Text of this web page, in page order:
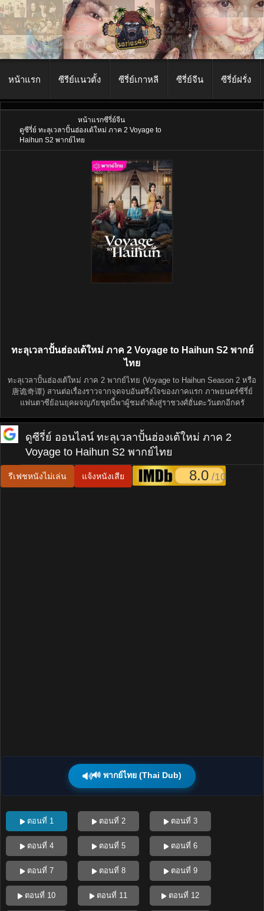
หน้าแรก ซีรีย์แนวตั้ง ซีรี่ย์เกาหลี ซีรี่ย์จีน ซีรี่ย์ฝรั่ง
หน้าแรกซีรี่ย์จีน
ดูซีรี่ย์ ทะลุเวลาปั้นฮ่องเต้ใหม่ ภาค 2 Voyage to
Haihun S2 พากย์ไทย
ทะลุเวลาปั้นฮ่องเต้ใหม่ ภาค 2 Voyage to Haihun S2 พากย์
ไทย
ทะลุเวลาปั้นฮ่องเต้ใหม่ ภาค 2 พากย์ไทย (Voyage to Haihun Season 2 หรือ
唐诡奇谭) สานต่อเรื่องราวจากจุดจบอันตรึงใจของภาคแรก ภาพยนตร์ซีรี่ย์
แฟนตาซีย้อนยุคผจญภัยชุดนี้พาผู้ชมดำดิ่งสู่ราชวงศ์ฮั่นตะวันตกอีกครั
ดูซีรี่ย์ ออนไลน์ ทะลุเวลาปั้นฮ่องเต้ใหม่ ภาค 2
Voyage to Haihun S2 พากย์ไทย
รีเฟชหนังไม่เล่น แจ้งหนังเสีย 8.0 /10
🔊 พากย์ไทย (Thai Dub)
ตอนที่ 1 ตอนที่ 2 ตอนที่ 3
ตอนที่ 4 ตอนที่ 5 ตอนที่ 6
ตอนที่ 7 ตอนที่ 8 ตอนที่ 9
ตอนที่ 10 ตอนที่ 11 ตอนที่ 12